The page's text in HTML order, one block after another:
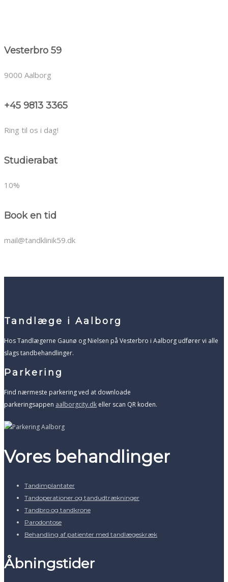
Vesterbro 59
9000 Aalborg
+45 9813 3365
Ring til os i dag!
Studierabat
10%
Book en tid
mail@tandklinik59.dk
Tandlæge i Aalborg
​Hos Tandlægerne Gaunø og Nielsen på Vesterbro i Aalborg udfører vi alle
slags tandbehandlinger.
Parkering
Find nærmeste parkering ved at downloade
parkeringsappen aalborgcity.dk eller scan QR koden.
Vores behandlinger
Tandimplantater
Tandoperationer og tandudtrækninger
Tandbro og tandkrone
Parodontose
Behandling af patienter med tandlægeskræk
Åbningstider